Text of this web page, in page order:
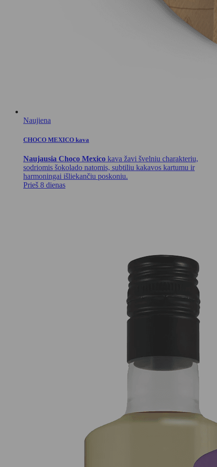
Naujiena
CHOCO MEXICO kava
Naujausia Choco Mexico kava žavi švelniu charakteriu,
sodriomis šokolado natomis, subtiliu kakavos kartumu ir
harmoningai išliekančiu poskoniu.
Prieš 8 dienas